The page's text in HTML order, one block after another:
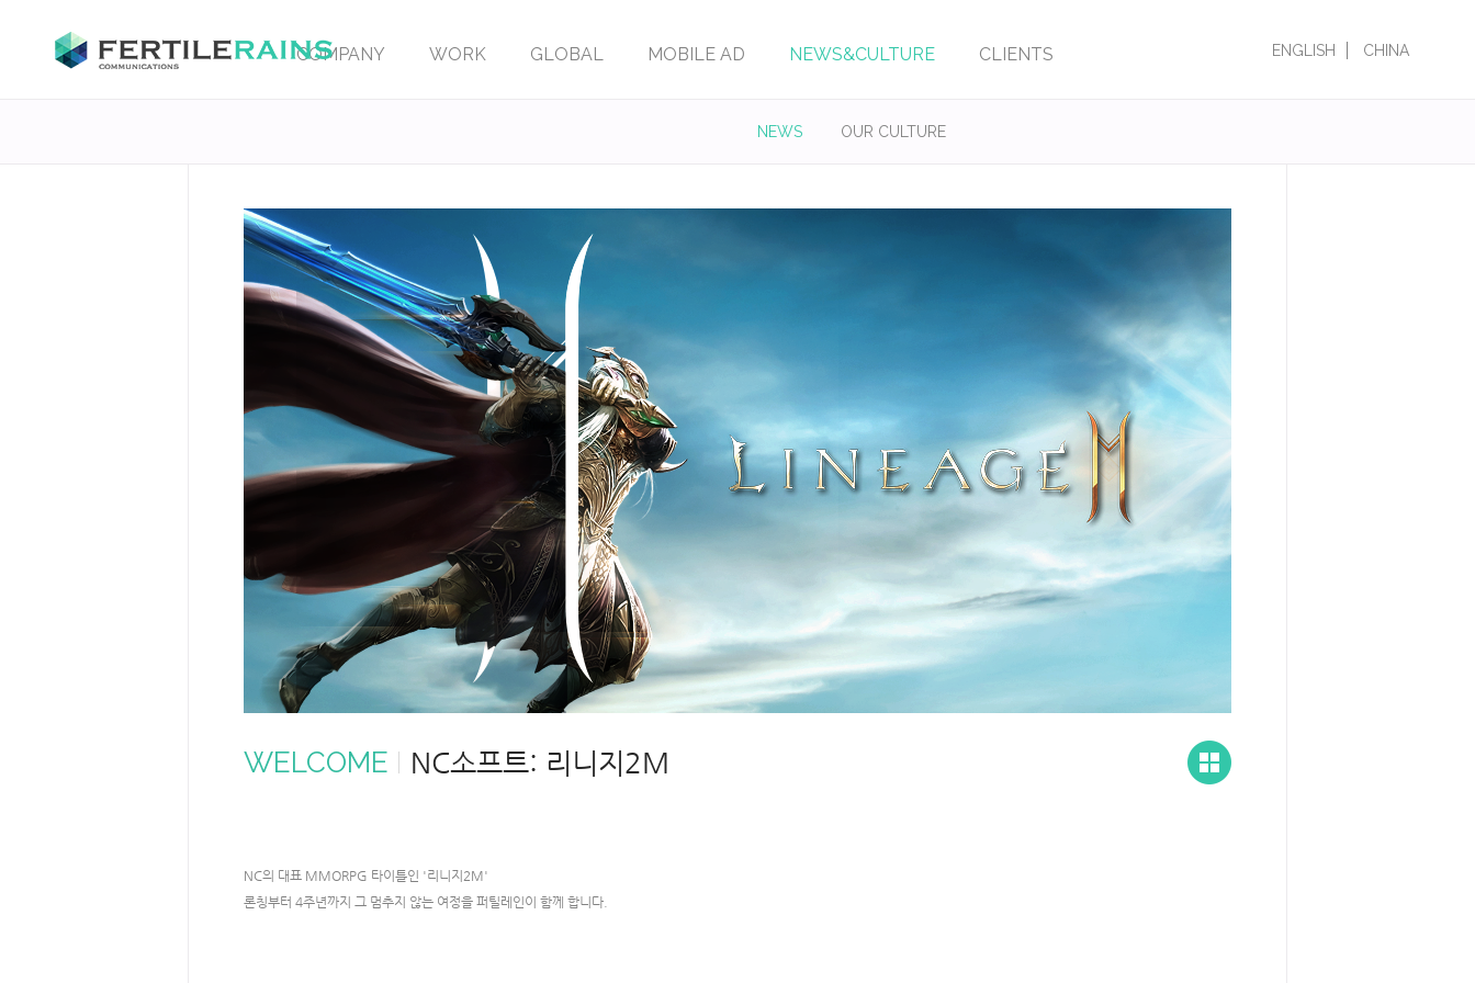
COMPANY WORK GLOBAL MOBILE AD NEWS&CULTURE
NEWS OUR CULTURE
CLIENTS ENGLISH CHINA
WELCOME NC소프트: 리니지2M ​
NC의 대표 MMORPG 타이틀인 '리니지2M'​
론칭부터 4주년까지 그 멈추지 않는 여정을 퍼틸레인이 함께 합니다.​